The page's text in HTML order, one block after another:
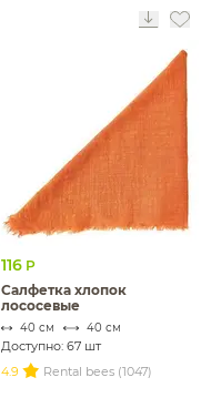
116 Р
Салфетка хлопок
лососевые
40 см 40 см
Доступно: 67 шт
4.9
Rental bees (1047)